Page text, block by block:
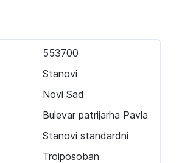
553700
Stanovi
Novi Sad
Bulevar patrijarha Pavla
Stanovi standardni
Troiposoban